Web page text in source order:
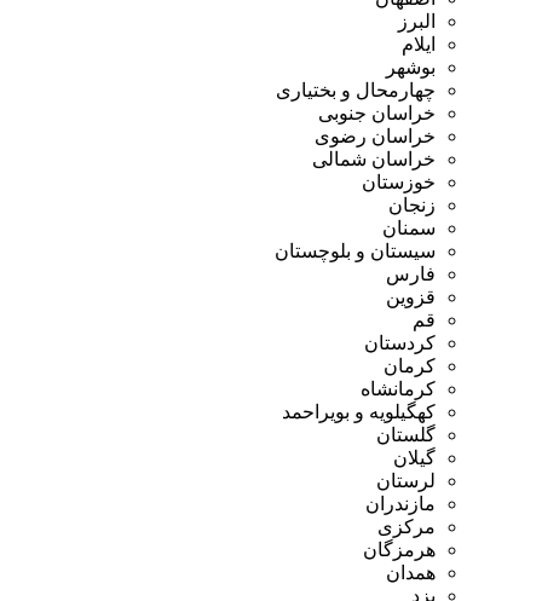
البرز
ایلام
بوشهر
چهارمحال و بختیاری
خراسان جنوبی
خراسان رضوی
خراسان شمالی
خوزستان
زنجان
سمنان
سیستان و بلوچستان
فارس
قزوین
قم
کردستان
کرمان
کرمانشاه
کهگیلویه و بویراحمد
گلستان
گیلان
لرستان
مازندران
مرکزی
هرمزگان
همدان
یزد